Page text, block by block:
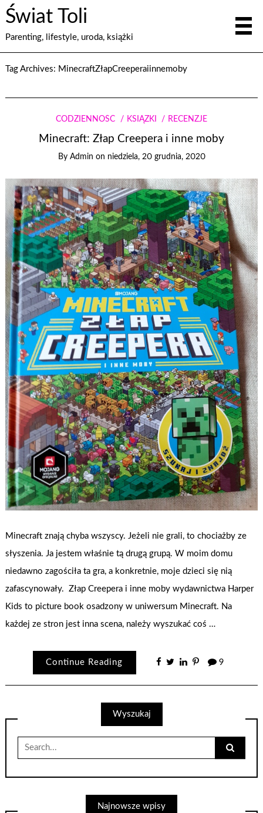
Świat Toli
Parenting, lifestyle, uroda, książki
Tag Archives: MinecraftZłapCreeperaiinnemoby
CODZIENNOŚĆ KSIĄŻKI RECENZJE
Minecraft: Złap Creepera i inne moby
By Admin on niedziela, 20 grudnia, 2020
Minecraft znają chyba wszyscy. Jeżeli nie grali, to chociażby ze
słyszenia. Ja jestem właśnie tą drugą grupą. W moim domu
niedawno zagościła ta gra, a konkretnie, moje dzieci się nią
zafascynowały. Złap Creepera i inne moby wydawnictwa Harper
Kids to picture book osadzony w uniwersum Minecraft. Na
każdej ze stron jest inna scena, należy wyszukać coś …
Continue Reading 9
Wyszukaj
Search
for:
Najnowsze wpisy